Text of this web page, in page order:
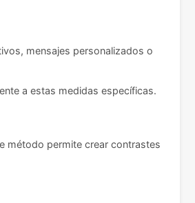
mensajes personalizados o
a estas medidas específicas.
método permite crear contrastes